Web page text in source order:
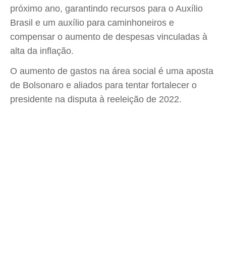
próximo ano, garantindo recursos para o Auxílio
Brasil e um auxílio para caminhoneiros e
compensar o aumento de despesas vinculadas à
alta da inflação.
O aumento de gastos na área social é uma aposta
de Bolsonaro e aliados para tentar fortalecer o
presidente na disputa à reeleição de 2022.